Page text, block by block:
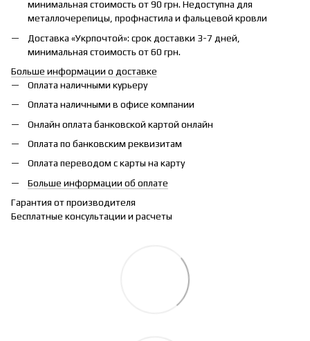
минимальная стоимость от 90 грн. Недоступна для
металлочерепицы, профнастила и фальцевой кровли
Доставка «Укрпочтой»: срок доставки 3-7 дней,
минимальная стоимость от 60 грн.
Больше информации о доставке
Оплата наличными курьеру
Оплата наличными в офисе компании
Онлайн оплата банковской картой онлайн
Оплата по банковским реквизитам
Оплата переводом с карты на карту
Больше информации об оплате
Гарантия от производителя
Бесплатные консультации и расчеты